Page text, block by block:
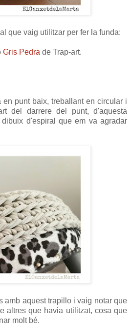
que vaig utilitzar per fer la funda:
Gris Pedra de Trap-art.
en punt baix, treballant en circular i
del darrere del punt, d'aquesta
d'espiral que em va agradar
amb aquest trapillo i vaig notar que
altres que havia utilitzat, cosa que
molt bé.